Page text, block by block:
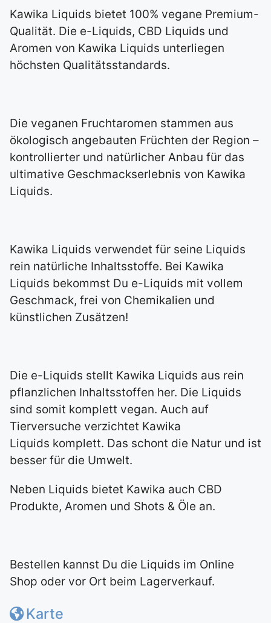
Kawika Liquids bietet 100% vegane Premium-
Qualität. Die e-Liquids, CBD Liquids und
Aromen von Kawika Liquids unterliegen
höchsten Qualitätsstandards.
Die veganen Fruchtaromen stammen aus
ökologisch angebauten Früchten der Region –
kontrollierter und natürlicher Anbau für das
ultimative Geschmackserlebnis von Kawika
Liquids.
Kawika Liquids verwendet für seine Liquids
rein natürliche Inhaltsstoffe. Bei Kawika
Liquids bekommst Du e-Liquids mit vollem
Geschmack, frei von Chemikalien und
künstlichen Zusätzen!
Die e-Liquids stellt Kawika Liquids aus rein
pflanzlichen Inhaltsstoffen her. Die Liquids
sind somit komplett vegan. Auch auf
Tierversuche verzichtet Kawika
Liquids komplett. Das schont die Natur und ist
besser für die Umwelt.
Neben Liquids bietet Kawika auch CBD
Produkte, Aromen und Shots & Öle an.
Bestellen kannst Du die Liquids im Online
Shop oder vor Ort beim Lagerverkauf.
Karte